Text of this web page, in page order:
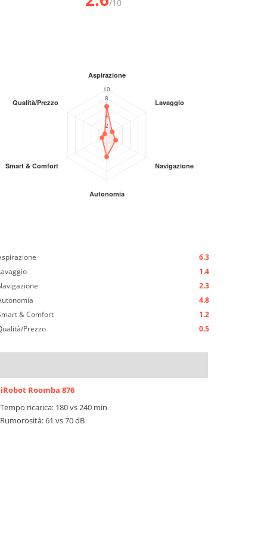
/10
6.3
1.4
2.3
4.8
& Comfort
1.2
Prezzo
0.5
iRobot Roomba 876
Tempo ricarica: 180 vs 240 min
Rumorosità: 61 vs 70 dB